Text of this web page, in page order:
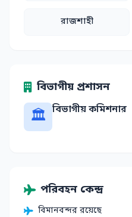
রাজশাহী
বিভাগীয় প্রশাসন
🏛 বিভাগীয় কমিশনার
পরিবহন কেন্দ্র
বিমানবন্দর রয়েছে